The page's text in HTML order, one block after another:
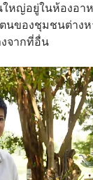
หญ่อยู่ในห้องอา
นของชุมชนต่าง
จากที่อื่น